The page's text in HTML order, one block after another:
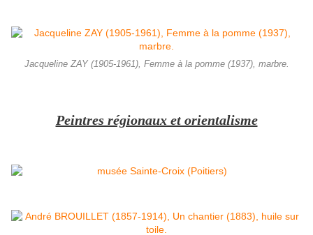
Jacqueline ZAY (1905-1961), Femme à la pomme (1937), marbre.
Peintres régionaux et orientalisme